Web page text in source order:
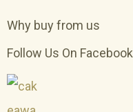
Why buy from us
Follow Us On Facebook